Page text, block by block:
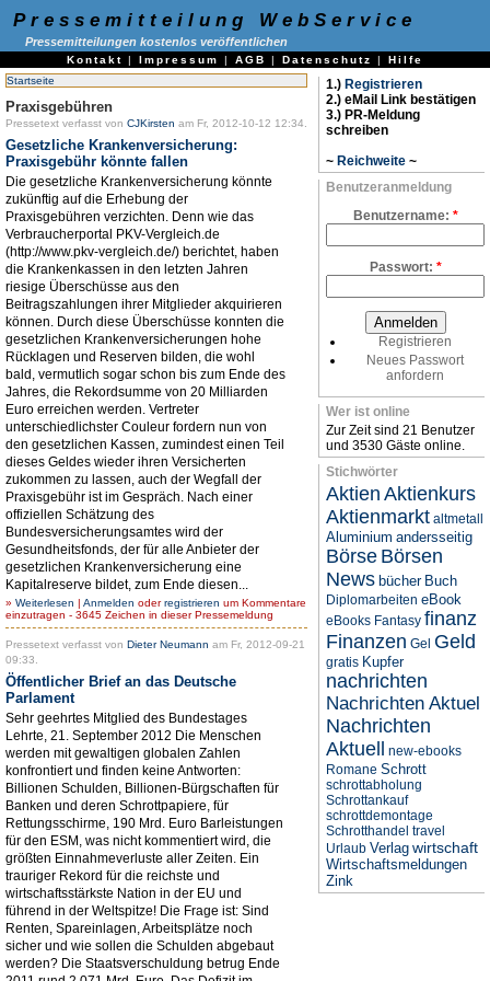
Pressemitteilung WebService
Pressemitteilungen kostenlos veröffentlichen
Kontakt | Impressum | AGB | Datenschutz | Hilfe
Startseite
Praxisgebühren
Pressetext verfasst von CJKirsten am Fr, 2012-10-12 12:34.
Gesetzliche Krankenversicherung:
Praxisgebühr könnte fallen
Die gesetzliche Krankenversicherung könnte
zukünftig auf die Erhebung der
Praxisgebühren verzichten. Denn wie das
Verbraucherportal PKV-Vergleich.de
(http://www.pkv-vergleich.de/) berichtet, haben
die Krankenkassen in den letzten Jahren
riesige Überschüsse aus den
Beitragszahlungen ihrer Mitglieder akquirieren
können. Durch diese Überschüsse konnten die
gesetzlichen Krankenversicherungen hohe
Rücklagen und Reserven bilden, die wohl
bald, vermutlich sogar schon bis zum Ende des
Jahres, die Rekordsumme von 20 Milliarden
Euro erreichen werden. Vertreter
unterschiedlichster Couleur fordern nun von
den gesetzlichen Kassen, zumindest einen Teil
dieses Geldes wieder ihren Versicherten
zukommen zu lassen, auch der Wegfall der
Praxisgebühr ist im Gespräch. Nach einer
offiziellen Schätzung des
Bundesversicherungsamtes wird der
Gesundheitsfonds, der für alle Anbieter der
gesetzlichen Krankenversicherung eine
Kapitalreserve bildet, zum Ende diesen...
» Weiterlesen | Anmelden oderregistrieren um Kommentare
einzutragen - 3645 Zeichen in dieser Pressemeldung
Pressetext verfasst von Dieter Neumann am Fr, 2012-09-21
09:33.
Öffentlicher Brief an das Deutsche
Parlament
Sehr geehrtes Mitglied des Bundestages
Lehrte, 21. September 2012 Die Menschen
werden mit gewaltigen globalen Zahlen
konfrontiert und finden keine Antworten:
Billionen Schulden, Billionen-Bürgschaften für
Banken und deren Schrottpapiere, für
Rettungsschirme, 190 Mrd. Euro Barleistungen
für den ESM, was nicht kommentiert wird, die
größten Einnahmeverluste aller Zeiten. Ein
trauriger Rekord für die reichste und
wirtschaftsstärkste Nation in der EU und
führend in der Weltspitze! Die Frage ist: Sind
Renten, Spareinlagen, Arbeitsplätze noch
sicher und wie sollen die Schulden abgebaut
werden? Die Staatsverschuldung betrug Ende
1.) Registrieren
2.) eMail Link bestätigen
3.) PR-Meldung
schreiben
~ Reichweite ~
Benutzeranmeldung
Benutzername: *
Passwort: *
Registrieren
Neues Passwort
anfordern
Wer ist online
Zur Zeit sind 21 Benutzer
und 3530 Gäste online.
Stichwörter
Aktien Aktienkurs
Aktienmarkt altmetall
Aluminium andersseitig
Börse Börsen
News bücher Buch
Diplomarbeiten eBook
eBooks Fantasy finanz
Finanzen Gel Geld
gratis Kupfer
nachrichten
Nachrichten Aktuel
Nachrichten
Aktuell
new-ebooks
Romane Schrott
schrottabholung
Schrottankauf
schrottdemontage
Schrotthandel travel
Urlaub Verlag wirtschaft
Wirtschaftsmeldungen
Zink